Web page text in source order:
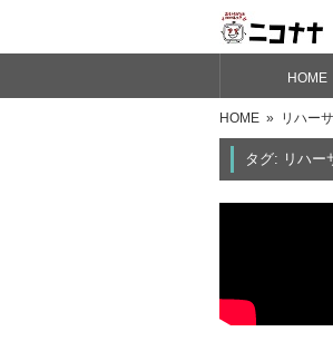
HOME
HOME » リハー
タグ: リハー